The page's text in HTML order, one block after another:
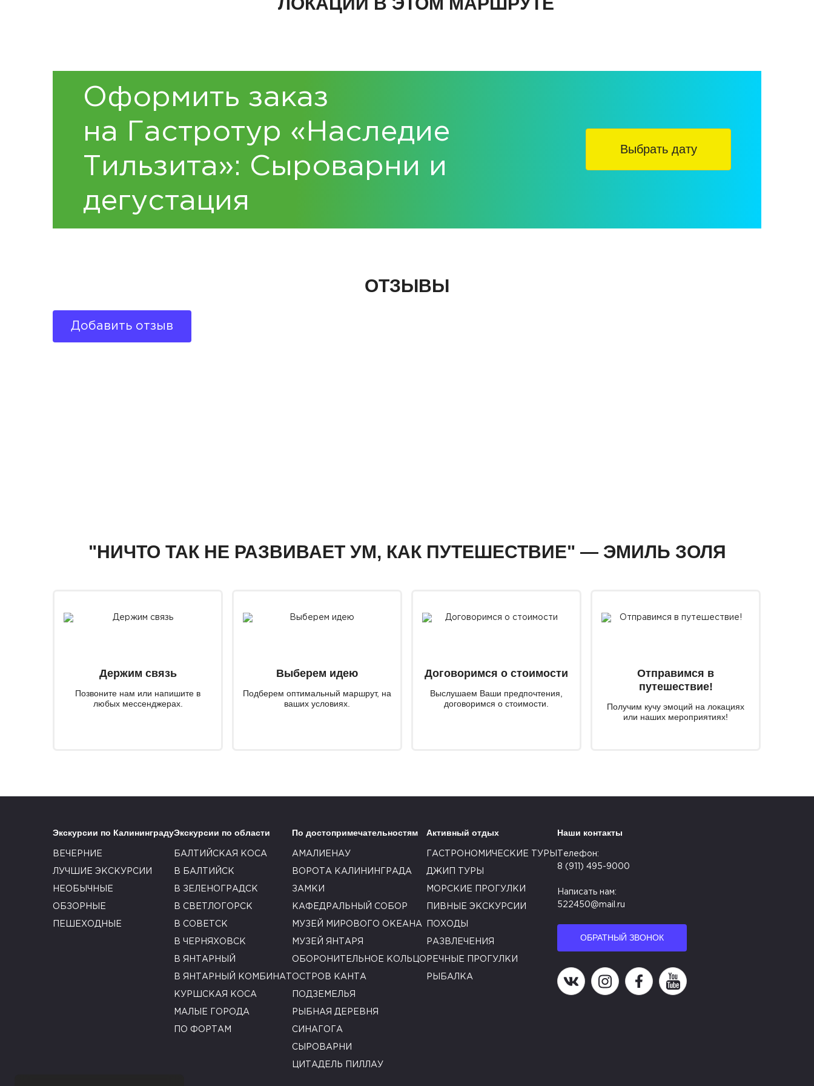
Оформить заказ
на Гастротур «Наследие
Тильзита»: Сыроварни и
дегустация
Выбрать дату
ОТЗЫВЫ
Добавить отзыв
"НИЧТО ТАК НЕ РАЗВИВАЕТ УМ, КАК ПУТЕШЕСТВИЕ" — ЭМИЛЬ ЗОЛЯ
Держим связь
Позвоните нам или напишите в
любых мессенджерах.
Выберем идею
Подберем оптимальный маршрут, на
ваших условиях.
Договоримся о стоимости
Выслушаем Ваши предпочтения,
договоримся о стоимости.
Отправимся в
путешествие!
Получим кучу эмоций на локациях
или наших мероприятиях!
Экскурсии по Калининграду
ВЕЧЕРНИЕ
ЛУЧШИЕ ЭКСКУРСИИ
НЕОБЫЧНЫЕ
ОБЗОРНЫЕ
ПЕШЕХОДНЫЕ
Экскурсии по области
БАЛТИЙСКАЯ КОСА
В БАЛТИЙСК
В ЗЕЛЕНОГРАДСК
В СВЕТЛОГОРСК
В СОВЕТСК
В ЧЕРНЯХОВСК
В ЯНТАРНЫЙ
В ЯНТАРНЫЙ КОМБИНАТ
КУРШСКАЯ КОСА
МАЛЫЕ ГОРОДА
ПО ФОРТАМ
По достопримечательностям
АМАЛИЕНАУ
ВОРОТА КАЛИНИНГРАДА
ЗАМКИ
КАФЕДРАЛЬНЫЙ СОБОР
МУЗЕЙ МИРОВОГО ОКЕАНА
МУЗЕЙ ЯНТАРЯ
ОБОРОНИТЕЛЬНОЕ КОЛЬЦО
ОСТРОВ КАНТА
ПОДЗЕМЕЛЬЯ
РЫБНАЯ ДЕРЕВНЯ
СИНАГОГА
СЫРОВАРНИ
ЦИТАДЕЛЬ ПИЛЛАУ
Активный отдых
ГАСТРОНОМИЧЕСКИЕ ТУРЫ
ДЖИП ТУРЫ
МОРСКИЕ ПРОГУЛКИ
ПИВНЫЕ ЭКСКУРСИИ
ПОХОДЫ
РАЗВЛЕЧЕНИЯ
РЕЧНЫЕ ПРОГУЛКИ
РЫБАЛКА
Наши контакты
Телефон:
8 (911) 495-9000
Написать нам:
522450@mail.ru
ОБРАТНЫЙ ЗВОНОК
Наша группа в ВК
Наша страница в Instagram
Наша группа в Facebook
Наш канал на YouTube